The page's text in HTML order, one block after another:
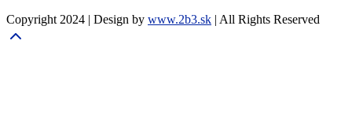
Copyright 2024 | Design by www.2b3.sk | All Rights Reserved